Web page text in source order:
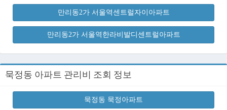
만리동2가 서울역센트럴자이아파트
만리동2가 서울역한라비발디센트럴아파트
묵정동 아파트 관리비 조회 정보
묵정동 묵정아파트